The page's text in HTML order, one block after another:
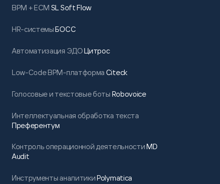
BPM + ECM SL Soft Flow
HR-системыБОСС
Автоматизация ЭДОЦитрос
Low-Code BPM-платформа Citeck
Голосовые и текстовые боты Robovoice
Интеллектуальная обработка текста
Преферентум
Контроль операционной деятельностиMD
Audit
Инструменты аналитикиPolymatica